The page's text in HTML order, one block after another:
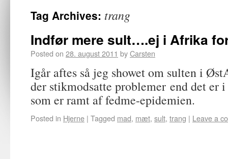
Tag Archives: trang
Indfør mere sult….ej i Afrika
Posted on 28. august 2011 byCarsten
Igår aftes så jeg showet om sulten i
der stikmodsatte problemer end det er
som er ramt af fedme-epidemien.
Posted in Hjerne | Tagged mad, mæt, sult, trang | Leave a